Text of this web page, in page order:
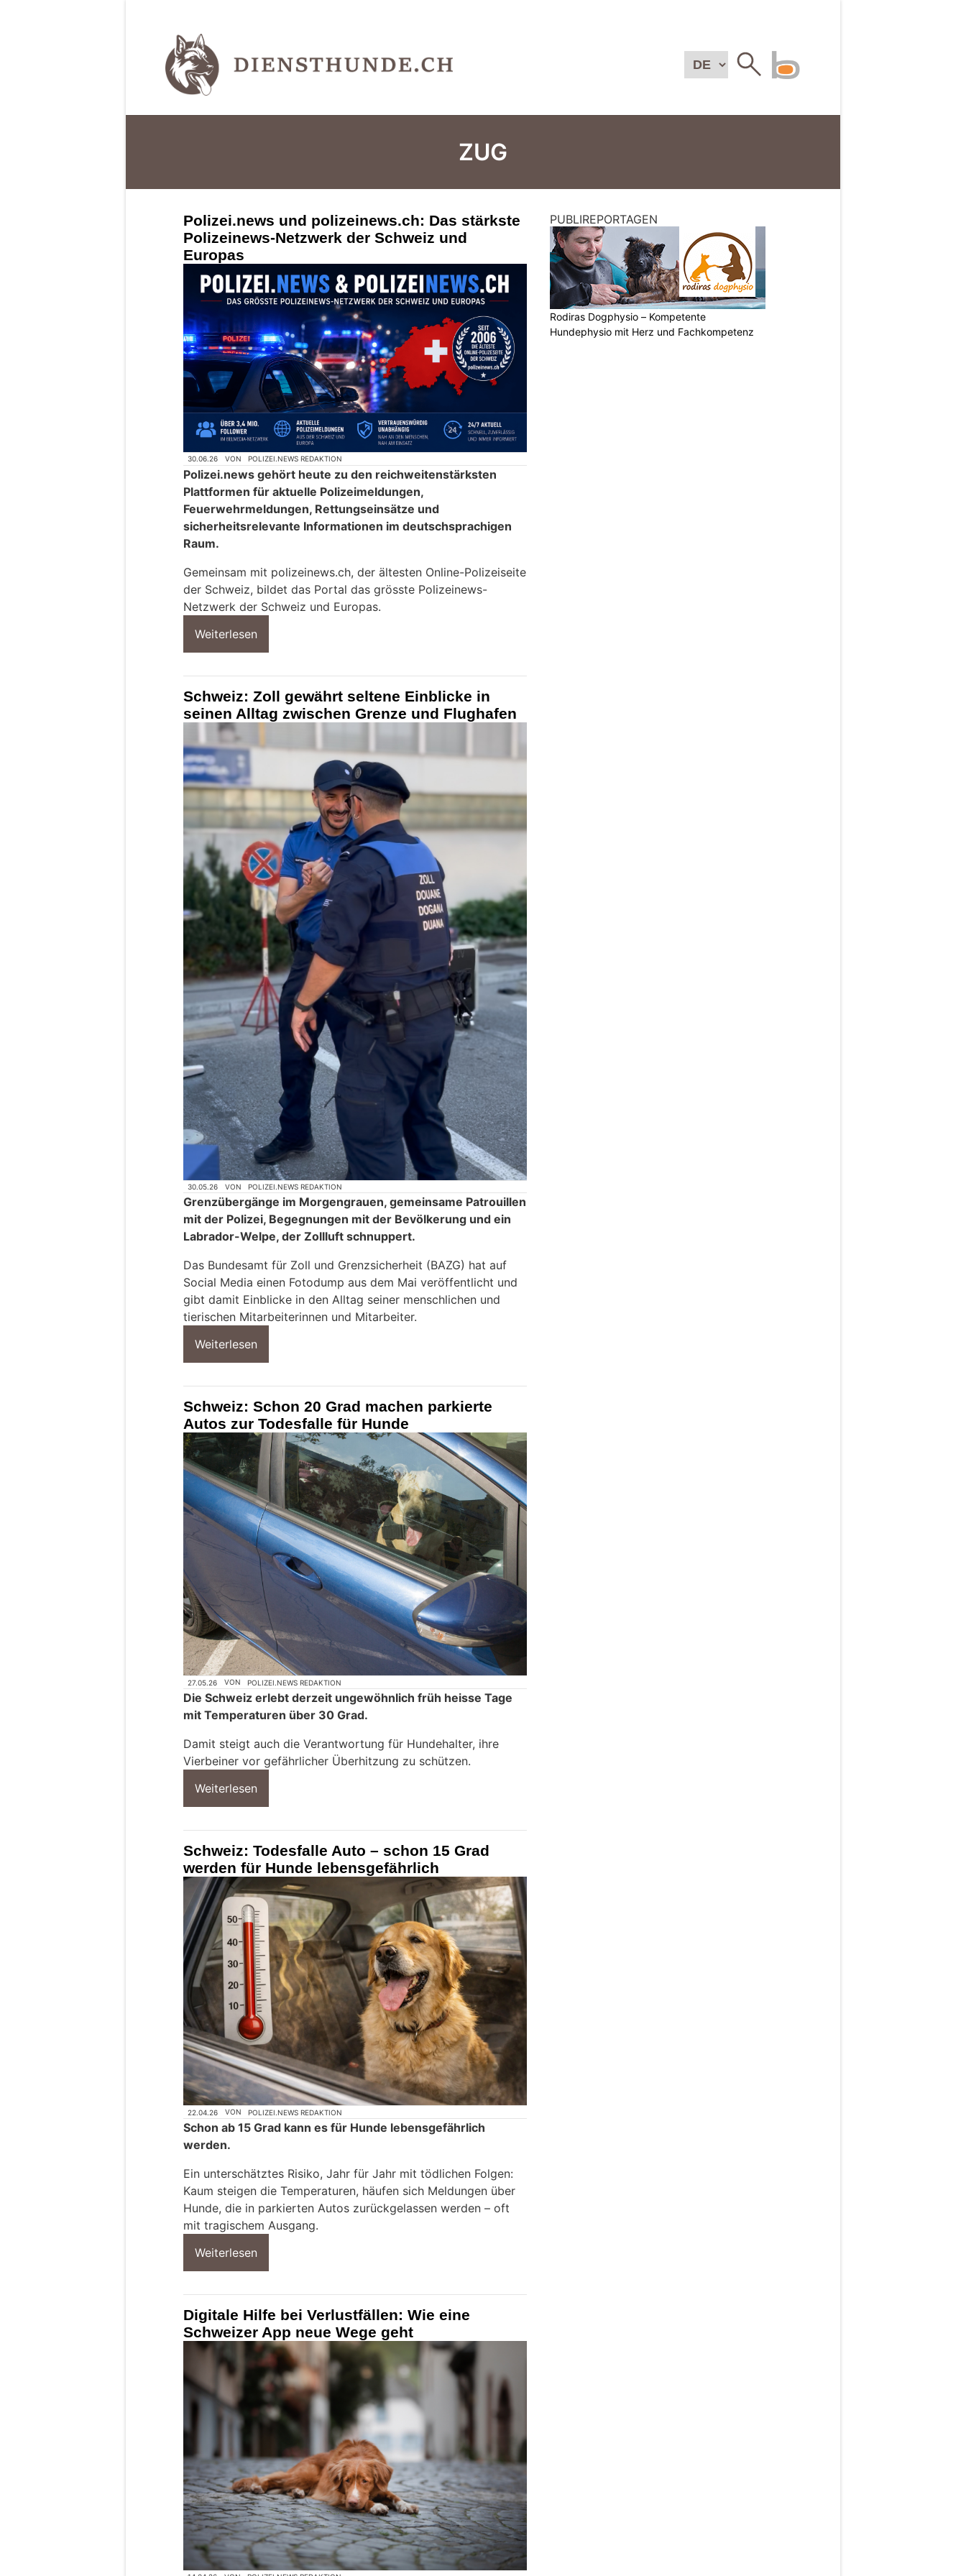
ZUG
Polizei.news und polizeinews.ch: Das stärkste
Polizeinews-Netzwerk der Schweiz und
Europas
30.06.26 VON POLIZEI.NEWS REDAKTION
Polizei.news gehört heute zu den reichweitenstärksten
Plattformen für aktuelle Polizeimeldungen,
Feuerwehrmeldungen, Rettungseinsätze und
sicherheitsrelevante Informationen im deutschsprachigen
Raum.
Gemeinsam mit polizeinews.ch, der ältesten Online-Polizeiseite
der Schweiz, bildet das Portal das grösste Polizeinews-
Netzwerk der Schweiz und Europas.
Weiterlesen
Schweiz: Zoll gewährt seltene Einblicke in
seinen Alltag zwischen Grenze und Flughafen
30.05.26 VON POLIZEI.NEWS REDAKTION
Grenzübergänge im Morgengrauen, gemeinsame Patrouillen
mit der Polizei, Begegnungen mit der Bevölkerung und ein
Labrador-Welpe, der Zollluft schnuppert.
Das Bundesamt für Zoll und Grenzsicherheit (BAZG) hat auf
Social Media einen Fotodump aus dem Mai veröffentlicht und
gibt damit Einblicke in den Alltag seiner menschlichen und
tierischen Mitarbeiterinnen und Mitarbeiter.
Weiterlesen
Schweiz: Schon 20 Grad machen parkierte
Autos zur Todesfalle für Hunde
27.05.26 VON POLIZEI.NEWS REDAKTION
Die Schweiz erlebt derzeit ungewöhnlich früh heisse Tage
mit Temperaturen über 30 Grad.
Damit steigt auch die Verantwortung für Hundehalter, ihre
Vierbeiner vor gefährlicher Überhitzung zu schützen.
Weiterlesen
Schweiz: Todesfalle Auto – schon 15 Grad
werden für Hunde lebensgefährlich
22.04.26 VON POLIZEI.NEWS REDAKTION
Schon ab 15 Grad kann es für Hunde lebensgefährlich
werden.
Ein unterschätztes Risiko, Jahr für Jahr mit tödlichen Folgen:
Kaum steigen die Temperaturen, häufen sich Meldungen über
Hunde, die in parkierten Autos zurückgelassen werden – oft
mit tragischem Ausgang.
Weiterlesen
Digitale Hilfe bei Verlustfällen: Wie eine
Schweizer App neue Wege geht
PUBLIREPORTAGEN
Rodiras Dogphysio – Kompetente
Hundephysio mit Herz und Fachkompetenz